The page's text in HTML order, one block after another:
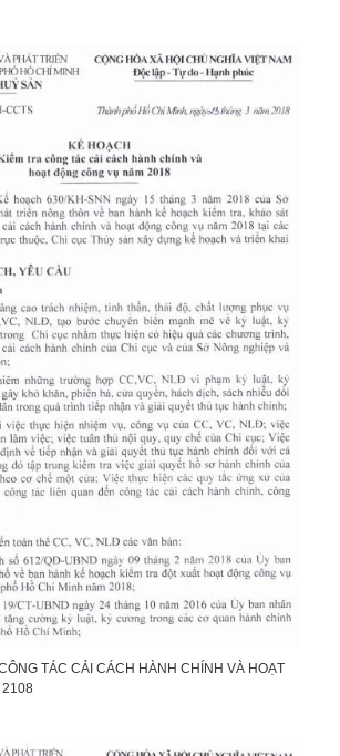
TÁC CẢI CÁCH HÀNH CHÍNH VÀ HOẠT
2108